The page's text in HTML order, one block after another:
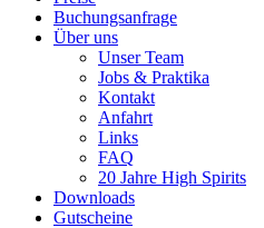
Buchungsanfrage
Über uns
Unser Team
Jobs & Praktika
Kontakt
Anfahrt
Links
FAQ
20 Jahre High Spirits
Downloads
Gutscheine